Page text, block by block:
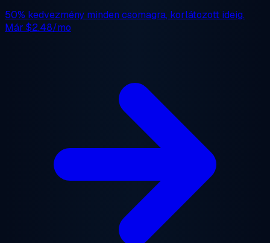
50% kedvezmény minden csomagra, korlátozott ideig.
Már $2.48/mo